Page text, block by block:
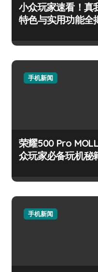
小众玩家速看！真
特色与实用功能全
手机新闻
荣耀500 Pro
众玩家必备玩机秘
手机新闻